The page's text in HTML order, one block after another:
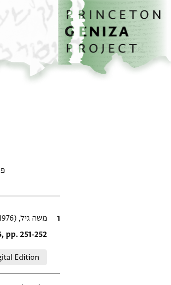
דילוג לתוכן
דף הבית
ציטוט
משה גיל,
in source
pp. 251-252
Edition